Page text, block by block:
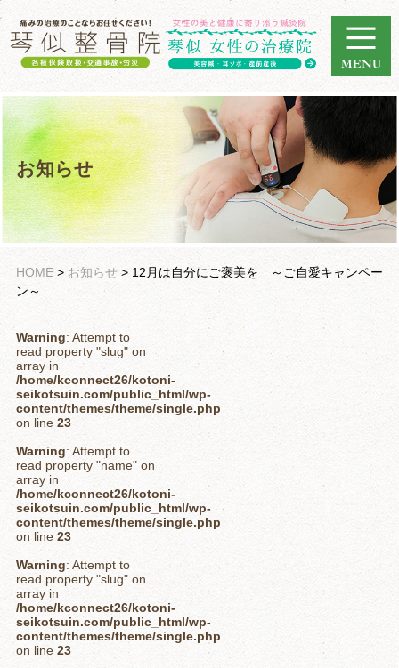
お知らせ
HOME> お知らせ > 12月は自分にご褒美を ～ご自愛キャンペー
ン～
Warning: Attempt to
read property "slug" on
array in
/home/kconnect26/kotoni-
seikotsuin.com/public_html/wp-
content/themes/theme/single.php
on line 23
Warning: Attempt to
read property "name" on
array in
/home/kconnect26/kotoni-
seikotsuin.com/public_html/wp-
content/themes/theme/single.php
on line 23
Warning: Attempt to
read property "slug" on
array in
/home/kconnect26/kotoni-
seikotsuin.com/public_html/wp-
content/themes/theme/single.php
on line 23